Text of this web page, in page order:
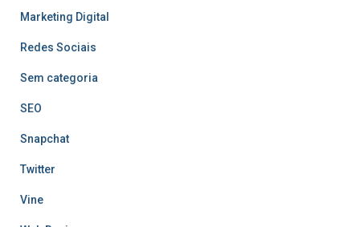
Marketing Digital
Redes Sociais
Sem categoria
SEO
Snapchat
Twitter
Vine